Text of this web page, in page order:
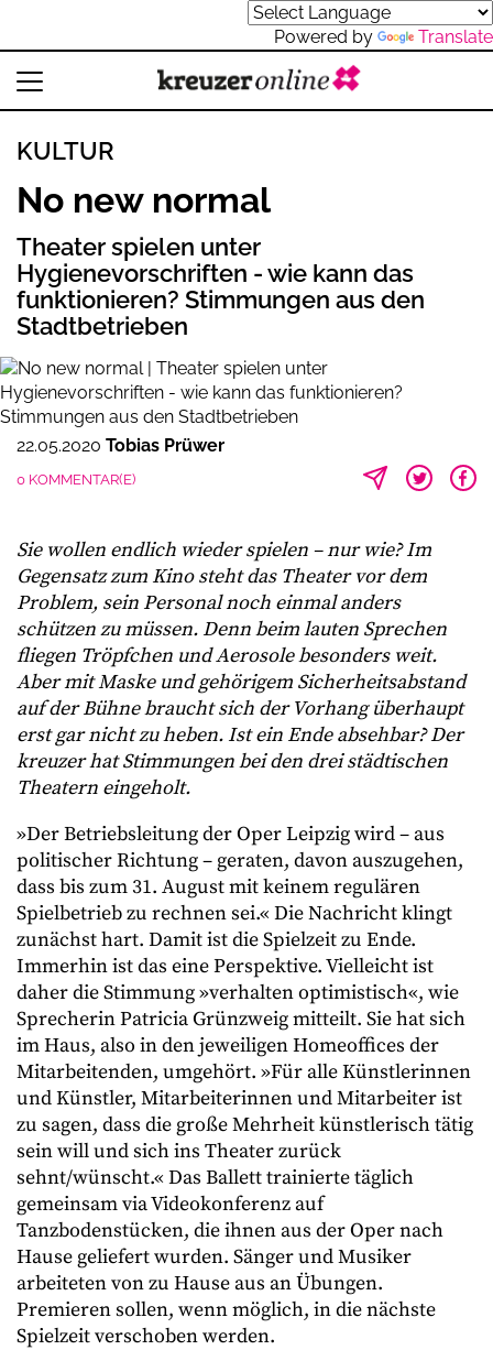
Powered by Translate
KULTUR
No new normal
Theater spielen unter
Hygienevorschriften - wie kann das
funktionieren? Stimmungen aus den
Stadtbetrieben
22.05.2020 Tobias Prüwer
0 KOMMENTAR(E)
Sie wollen endlich wieder spielen – nur wie? Im
Gegensatz zum Kino steht das Theater vor dem
Problem, sein Personal noch einmal anders
schützen zu müssen. Denn beim lauten Sprechen
fliegen Tröpfchen und Aerosole besonders weit.
Aber mit Maske und gehörigem Sicherheitsabstand
auf der Bühne braucht sich der Vorhang überhaupt
erst gar nicht zu heben. Ist ein Ende absehbar? Der
kreuzer hat Stimmungen bei den drei städtischen
Theatern eingeholt.
»Der Betriebsleitung der Oper Leipzig wird – aus
politischer Richtung – geraten, davon auszugehen,
dass bis zum 31. August mit keinem regulären
Spielbetrieb zu rechnen sei.« Die Nachricht klingt
zunächst hart. Damit ist die Spielzeit zu Ende.
Immerhin ist das eine Perspektive. Vielleicht ist
daher die Stimmung »verhalten optimistisch«, wie
Sprecherin Patricia Grünzweig mitteilt. Sie hat sich
im Haus, also in den jeweiligen Homeoffices der
Mitarbeitenden, umgehört. »Für alle Künstlerinnen
und Künstler, Mitarbeiterinnen und Mitarbeiter ist
zu sagen, dass die große Mehrheit künstlerisch tätig
sein will und sich ins Theater zurück
sehnt/wünscht.« Das Ballett trainierte täglich
gemeinsam via Videokonferenz auf
Tanzbodenstücken, die ihnen aus der Oper nach
Hause geliefert wurden. Sänger und Musiker
arbeiteten von zu Hause aus an Übungen.
Premieren sollen, wenn möglich, in die nächste
Spielzeit verschoben werden.